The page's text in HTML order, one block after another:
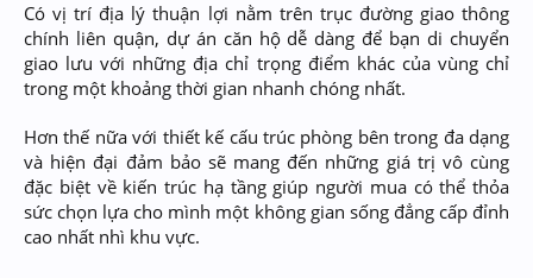
Có vị trí địa lý thuận lợi nằm trên trục đường giao thông
chính liên quận, dự án căn hộ dễ dàng để bạn di chuyển
giao lưu với những địa chỉ trọng điểm khác của vùng chỉ
trong một khoảng thời gian nhanh chóng nhất.
Hơn thế nữa với thiết kế cấu trúc phòng bên trong đa dạng
và hiện đại đảm bảo sẽ mang đến những giá trị vô cùng
đặc biệt về kiến trúc hạ tầng giúp người mua có thể thỏa
sức chọn lựa cho mình một không gian sống đẳng cấp đỉnh
cao nhất nhì khu vực.